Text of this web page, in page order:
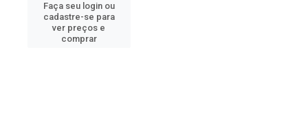
Faça seu login ou
cadastre-se para
ver preços e
comprar